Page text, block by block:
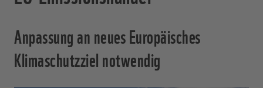
Anpassung an neues Europäisches
Klimaschutzziel notwendig